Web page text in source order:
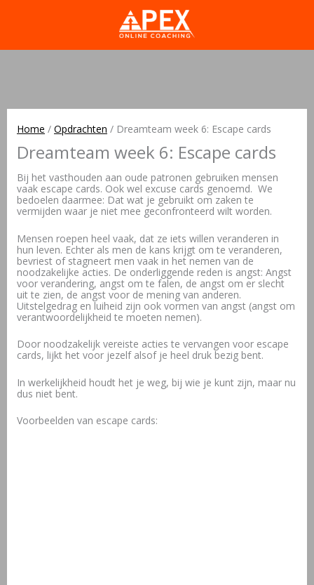
Home / Opdrachten / Dreamteam week 6: Escape cards
Dreamteam week 6: Escape cards
Bij het vasthouden aan oude patronen gebruiken mensen
vaak escape cards. Ook wel excuse cards genoemd. We
bedoelen daarmee: Dat wat je gebruikt om zaken te
vermijden waar je niet mee geconfronteerd wilt worden.
Mensen roepen heel vaak, dat ze iets willen veranderen in
hun leven. Echter als men de kans krijgt om te veranderen,
bevriest of stagneert men vaak in het nemen van de
noodzakelijke acties. De onderliggende reden is angst: Angst
voor verandering, angst om te falen, de angst om er slecht
uit te zien, de angst voor de mening van anderen.
Uitstelgedrag en luiheid zijn ook vormen van angst (angst om
verantwoordelijkheid te moeten nemen).
Door noodzakelijk vereiste acties te vervangen voor escape
cards, lijkt het voor jezelf alsof je heel druk bezig bent.
In werkelijkheid houdt het je weg, bij wie je kunt zijn, maar nu
dus niet bent.
Voorbeelden van escape cards: